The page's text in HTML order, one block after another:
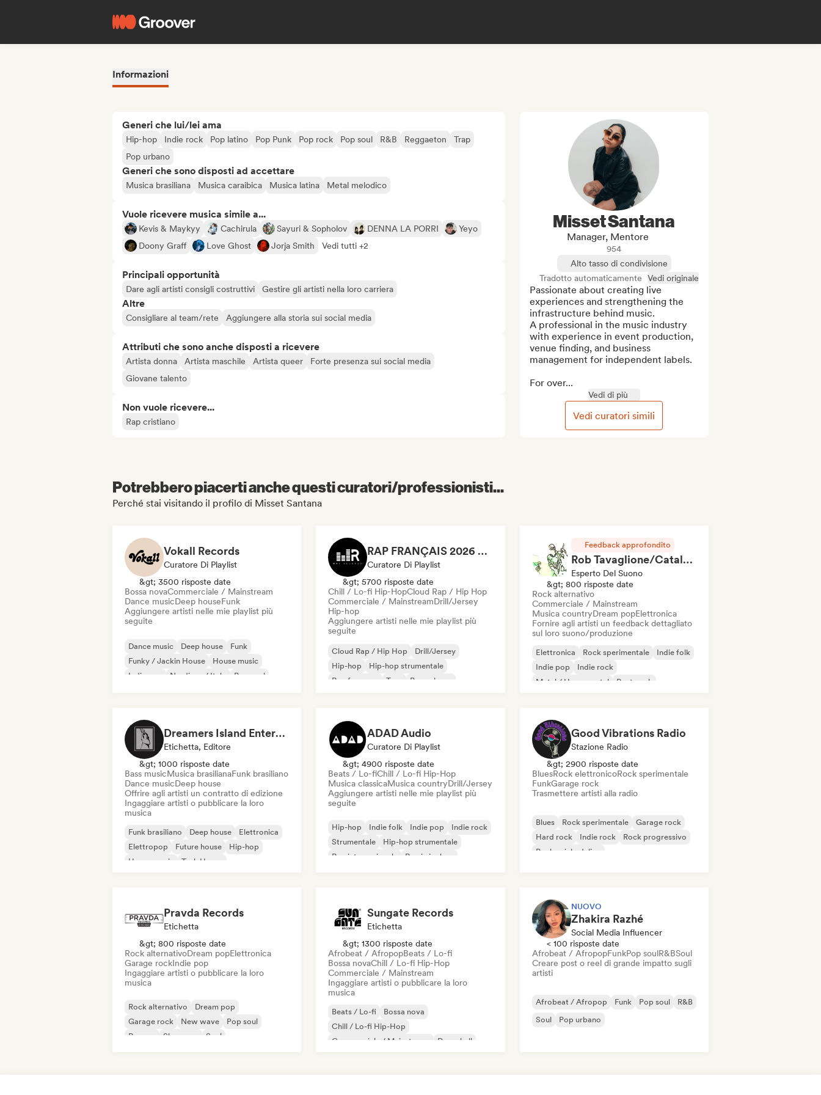
Informazioni
Generi che lui/lei ama
Hip-hop Indie rock Pop latino Pop Punk Pop rock Pop soul R&B Reggaeton
Trap
Pop urbano
Generi che sono disposti ad accettare
Musica brasiliana Musica caraibica Musica latina Metal melodico
Vuole ricevere musica simile a...
Kevis & Maykyy Cachirula Sayuri & Sopholov DENNA LA PORRI
Yeyo
Doony Graff
Love Ghost Jorja Smith Vedi tutti +2
Principali opportunità
Dare agli artisti consigli costruttivi Gestire gli artisti nella loro carriera
Altre
Consigliare al team/rete Aggiungere alla storia sui social media
Attributi che sono anche disposti a ricevere
Artista donna Artista maschile Artista queer
Forte presenza sui social media
Giovane talento
Non vuole ricevere...
Rap cristiano
Misset Santana
Manager, Mentore
954
Alto tasso di condivisione
Tradotto automaticamente
Vedi originale
Passionate about creating live
experiences and strengthening the
infrastructure behind music.
A professional in the music industry
with experience in event production,
venue finding, and business
management for independent labels.
For over...
Vedi di più
Vedi curatori simili
Potrebbero piacerti anche questi curatori/professionisti...
Perché stai visitando il profilo di Misset Santana
Vokall Records
Curatore Di Playlist
&gt; 3500 risposte date
Bossa novaCommerciale / Mainstream
Dance musicDeep houseFunk
Aggiungere artisti nelle mie playlist più
seguite
Dance music Deep house
Funk
Funky / Jackin House
House music
Indie pop
Nu-disco / Italo Pop soul
RAP FRANÇAIS 2026 🔥🇫🇷 (Way Records)
Curatore Di Playlist
&gt; 5700 risposte date
Chill / Lo-fi Hip-HopCloud Rap / Hip Hop
Commerciale / MainstreamDrill/Jersey
Hip-hop
Aggiungere artisti nelle mie playlist più
seguite
Cloud Rap / Hip Hop
Drill/Jersey
Hip-hop
Hip-hop strumentale
Rap francese
Trap
Pop urbano
Feedback approfondito
Rob Tavaglione/Catalyst Recording
Esperto Del Suono
&gt; 800 risposte date
Rock alternativo
Commerciale / Mainstream
Musica countryDream popElettronica
Fornire agli artisti un feedback dettagliato
sul loro suono/produzione
Elettronica Rock sperimentale
Indie folk
Indie pop
Indie rock
Metal / Heavy metal
Post punk
Dreamers Island Entertainment
Etichetta, Editore
&gt; 1000 risposte date
Bass musicMusica brasilianaFunk brasiliano
Dance musicDeep house
Offrire agli artisti un contratto di edizione
Ingaggiare artisti o pubblicare la loro
musica
Funk brasiliano Deep house
Elettronica
Elettropop
Future house
Hip-hop
House music
Tech House
ADAD Audio
Curatore Di Playlist
&gt; 4900 risposte date
Beats / Lo-fiChill / Lo-fi Hip-Hop
Musica classicaMusica countryDrill/Jersey
Aggiungere artisti nelle mie playlist più
seguite
Hip-hop Indie folk Indie pop
Indie rock
Strumentale
Hip-hop strumentale
Rap internazionale
Rap in inglese
Good Vibrations Radio
Stazione Radio
&gt; 2900 risposte date
BluesRock elettronicoRock sperimentale
FunkGarage rock
Trasmettere artisti alla radio
Blues Rock sperimentale
Garage rock
Hard rock
Indie rock
Rock progressivo
Rock psichedelico
Pravda Records
Etichetta
&gt; 800 risposte date
Rock alternativoDream popElettronica
Garage rockIndie pop
Ingaggiare artisti o pubblicare la loro
musica
Rock alternativo
Dream pop
Garage rock
New wave
Pop soul
Reggae
Shoegaze Soul
Sungate Records
Etichetta
&gt; 1300 risposte date
Afrobeat / AfropopBeats / Lo-fi
Bossa novaChill / Lo-fi Hip-Hop
Commerciale / Mainstream
Ingaggiare artisti o pubblicare la loro
musica
Beats / Lo-fi
Bossa nova
Chill / Lo-fi Hip-Hop
Commerciale / Mainstream
Dancehall
NUOVO
Zhakira Razhé
Social Media Influencer
< 100 risposte date
Afrobeat / AfropopFunkPop soulR&BSoul
Creare post o reel di grande impatto sugli
artisti
Afrobeat / Afropop Funk Pop soul
R&B
Soul
Pop urbano